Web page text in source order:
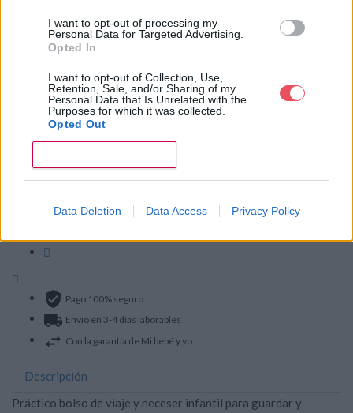
I want to opt-out of processing my
Personal Data for Targeted Advertising.
Opted In
I want to opt-out of Collection, Use,
Retention, Sale, and/or Sharing of my
Personal Data that Is Unrelated with the
Purposes for which it was collected.
Opted Out
Data Deletion Data Access Privacy Policy
Neceser de viaje Vanity
My Angel BEABA
Impuestos incluidos
Neceser de viaje Vanity My Angel de Beaba - Gris Parma
Comprar
Pago 100% seguro
Envío en 3-4 días laborables
Con la garantía de Mi bebé y yo
Descripción
Práctico bolso de viaje y neceser infantil para guardar y